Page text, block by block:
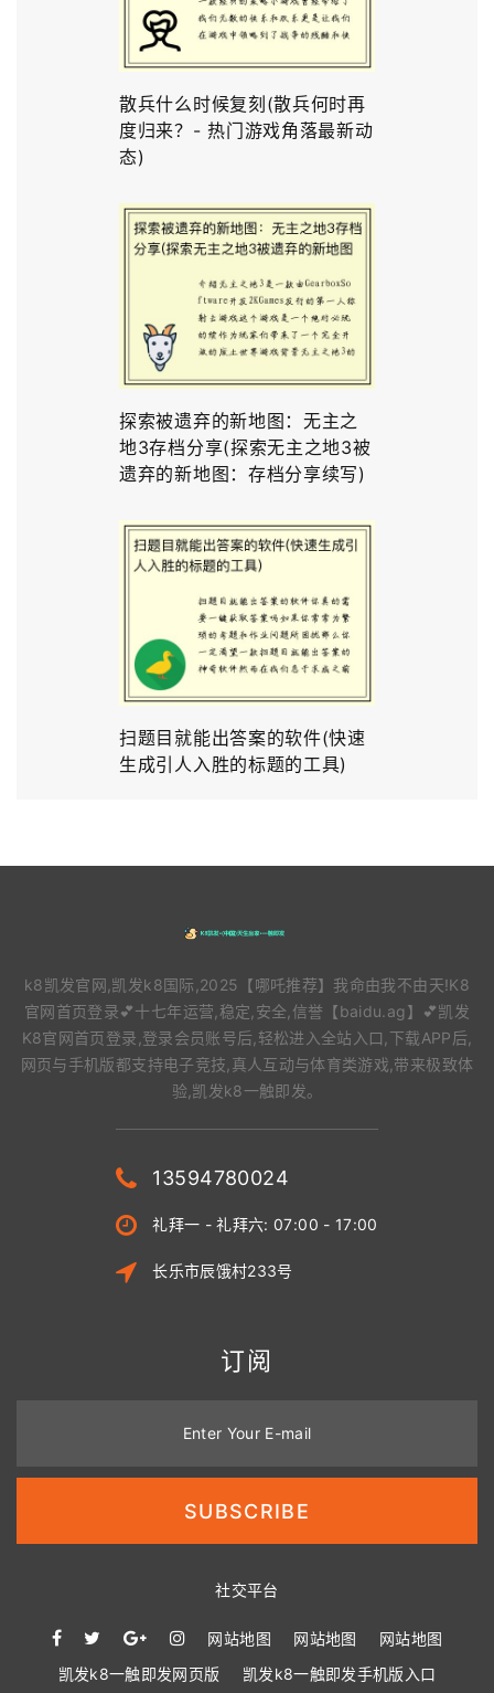
散兵什么时候复刻(散兵何时再
度归来？- 热门游戏角落最新动
态)
探索被遗弃的新地图：无主之
地3存档分享(探索无主之地3被
遗弃的新地图：存档分享续写)
扫题目就能出答案的软件(快速
生成引人入胜的标题的工具)
k8凯发官网,凯发k8国际,2025【哪吒推荐】我命由我不由天!K8
官网首页登录💕十七年运营,稳定,安全,信誉【baidu.ag】💕凯发
K8官网首页登录,登录会员账号后,轻松进入全站入口,下载APP后,
网页与手机版都支持电子竞技,真人互动与体育类游戏,带来极致体
验,凯发k8一触即发。
13594780024
礼拜一 - 礼拜六: 07:00 - 17:00
长乐市辰饿村233号
订阅
Enter Your E-mail
SUBSCRIBE
社交平台
网站地图 网站地图
网站地图
凯发k8一触即发网页版
凯发k8一触即发手机版入口